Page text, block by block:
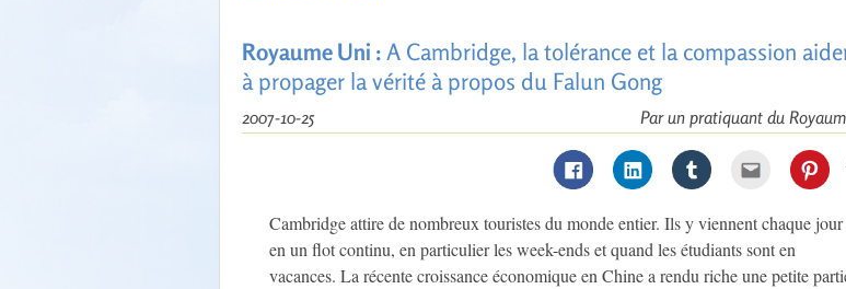
Royaume Uni : A Cambridge, la tolérance et la compassion
à propager la vérité à propos du Falun Gong
Par un pratiquant du
2007-10-25
Cambridge attire de nombreux touristes du monde entier. Ils y viennent chaque jour
en un flot continu, en particulier les week-ends et quand les étudiants sont en
vacances. La récente croissance économique en Chine a rendu riche une petite